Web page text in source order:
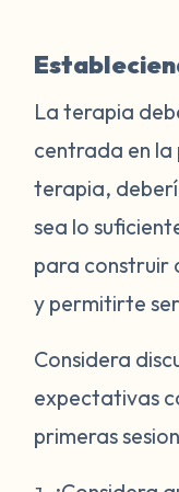
La terapia
centrada en la
terapia,
sea lo
para construir
y permitirte
Considera
expectativas
primeras